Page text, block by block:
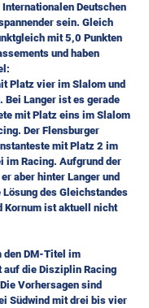
Deutschen
sein. Gleich
mit 5,0 Punkten
und haben
Platz vier im Slalom und
Bei Langer ist es gerade
mit Platz eins im Slalom
Der Flensburger
mit Platz 2 im
im Racing. Aufgrund der
aber hinter Langer und
des Gleichstandes
Kornum ist aktuell nicht
den DM-Titel im
die Disziplin Racing
Vorhersagen sind
Südwind mit drei bis vier